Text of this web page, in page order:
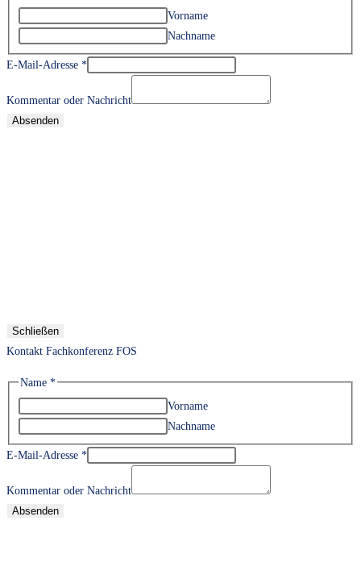
Vorname
Nachname
E-Mail-Adresse *
Kommentar oder Nachricht
Absenden
Schließen
Kontakt Fachkonferenz FOS
Name *
Vorname
Nachname
E-Mail-Adresse *
Kommentar oder Nachricht
Absenden